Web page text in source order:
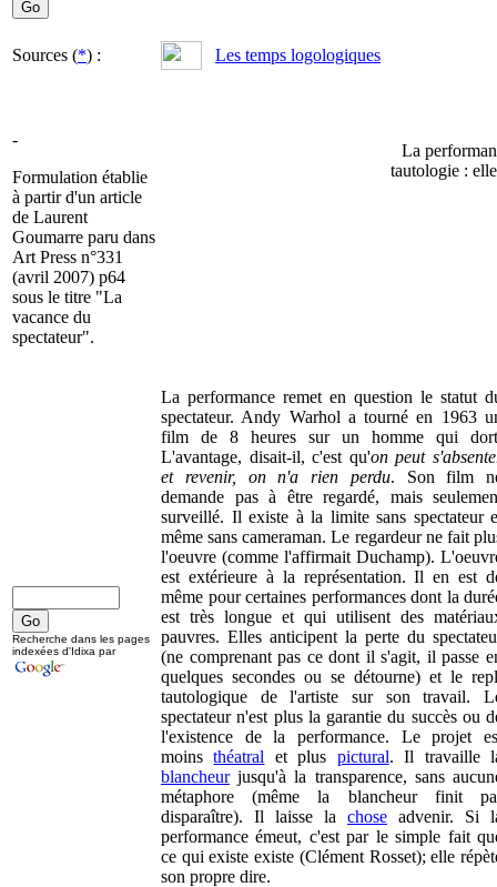
Sources (*) : Les temps logologiques
-
Formulation établie
à partir d'un article
de Laurent
Goumarre paru dans
Art Press n°331
(avril 2007) p64
sous le titre "La
vacance du
spectateur".
La
tautologie :
La performance remet en question le statut
spectateur. Andy Warhol a tourné en 1963
film de 8 heures sur un homme qui
L'avantage, disait-il, c'est qu'on peut
et revenir, on n'a rien perdu. Son film
demande pas à être regardé, mais
surveillé. Il existe à la limite sans spectateur
même sans cameraman. Le regardeur ne fait
l'oeuvre (comme l'affirmait Duchamp).
est extérieure à la représentation. Il en est
même pour certaines performances dont la
est très longue et qui utilisent des
pauvres. Elles anticipent la perte du
(ne comprenant pas ce dont il s'agit, il passe
quelques secondes ou se détourne) et le
tautologique de l'artiste sur son travail.
spectateur n'est plus la garantie du succès ou
l'existence de la performance. Le projet
moinsthéatral et plus pictural. Il travaille
blancheurjusqu'à la transparence, sans
métaphore (même la blancheur finit
disparaître). Il laisse la chose advenir. Si
performance émeut, c'est par le simple fait
ce qui existe existe (Clément Rosset); elle
son propre dire.
Recherche dans les pages
indexées d'Idixa par